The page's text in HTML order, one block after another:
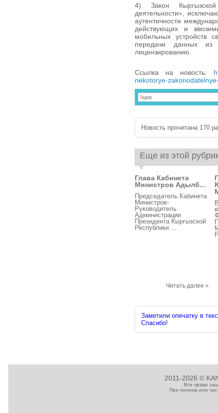
4) Закон Кыргызской
деятельности»,
аутентичности
действующих и
мобильных устройств
передачи данных из
лицензированию.
Ссылка на новость:
nekotorye-
Новость прочитана 170
Еще из этой
Глава Кабинета
Министров Адылб...
Председатель Кабинета
Министров-
Руководитель
Администрации
Президента Кыргызской
Республики ...
Читать далее »
Заметили опечатку в
Спасибо!
2011-2026 ©
Все права
При полном или